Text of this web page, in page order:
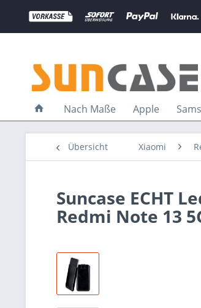
Nach Maße Apple
Übersicht Xiaomi
Suncase ECHT
Redmi Note 13